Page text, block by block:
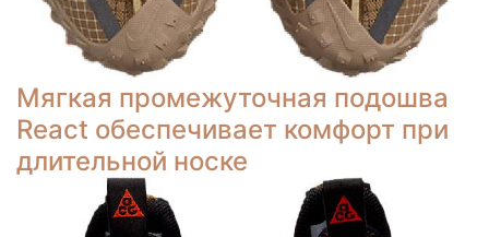
Мягкая промежуточная подошва
React обеспечивает комфорт при
длительной носке